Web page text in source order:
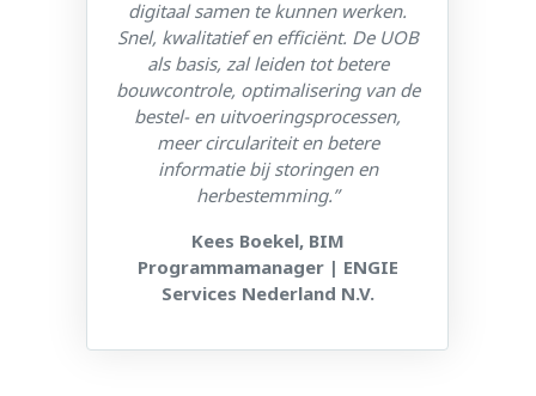
digitaal samen te kunnen werken.
Snel, kwalitatief en efficiënt. De UOB
als basis, zal leiden tot betere
bouwcontrole, optimalisering van de
bestel- en uitvoeringsprocessen,
meer circulariteit en betere
informatie bij storingen en
herbestemming.”
Kees Boekel, BIM
Programmamanager | ENGIE
Services Nederland N.V.